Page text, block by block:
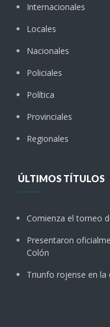
Internacionales
Locales
Nacionales
Policiales
Política
Provinciales
Regionales
ÚLTIMOS TÍTULOS
Comienza el torneo
Presentaron
Colón
Triunfo rojense en